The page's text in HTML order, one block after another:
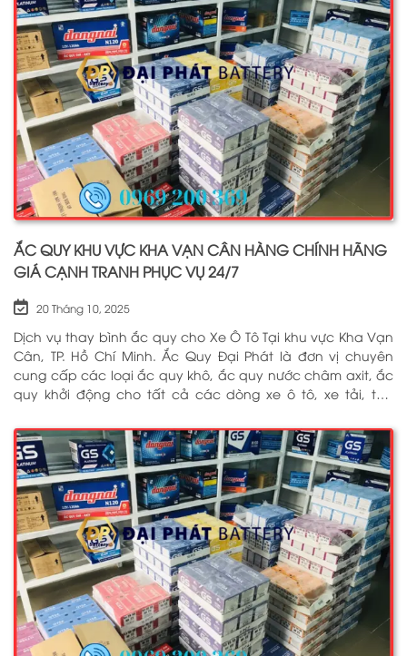
ẮC QUY KHU VỰC KHA VẠN CÂN HÀNG CHÍNH HÃNG
GIÁ CẠNH TRANH PHỤC VỤ 24/7
20 Tháng 10, 2025
Dịch vụ thay bình ắc quy cho Xe Ô Tô Tại khu vực Kha Vạn
Cân, TP. Hồ Chí Minh. Ắc Quy Đại Phát là đơn vị chuyên
cung cấp các loại ắc quy khô, ắc quy nước châm axit, ắc
quy khởi động cho tất cả các dòng xe ô tô, xe tải, tàu
hiệu như: GS, ĐỒNG NAI, VARTA, DELKOR, SOLITE, ENIMAC,
BOSCH, ROCKET. Tell: 0969 200 369